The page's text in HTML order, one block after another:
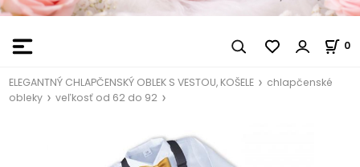
0
ELEGANTNÝ CHLAPČENSKÝ OBLEK S VESTOU, KOŠELE
chlapčenské
obleky
veľkosť od 62 do 92